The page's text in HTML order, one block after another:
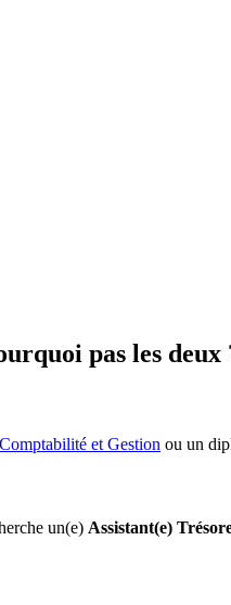
pas les deux
et Gestion ou un
un(e) Assistant(e)